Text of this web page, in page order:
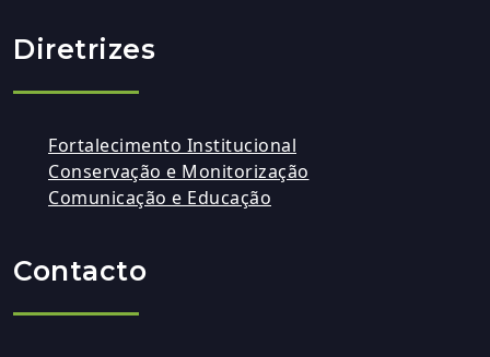
Diretrizes
Fortalecimento Institucional
Conservação e Monitorização
Comunicação e Educação
Contacto